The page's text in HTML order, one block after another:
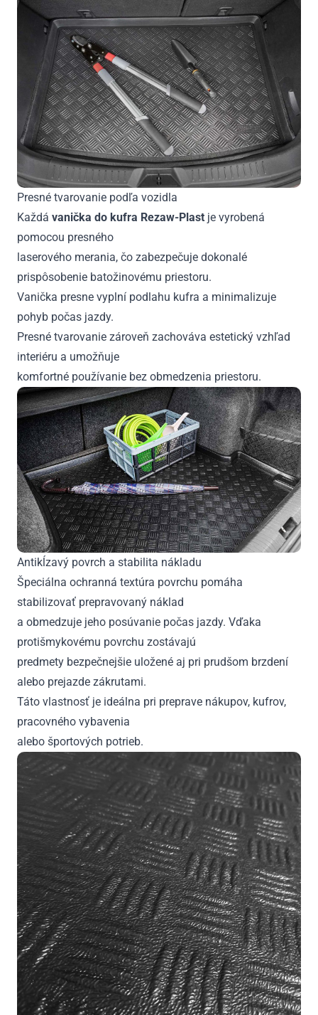
Presné tvarovanie podľa vozidla
Každá vanička do kufra Rezaw-Plast je vyrobená
pomocou presného
laserového merania, čo zabezpečuje dokonalé
prispôsobenie batožinovému priestoru.
Vanička presne vyplní podlahu kufra a minimalizuje
pohyb počas jazdy.
Presné tvarovanie zároveň zachováva estetický vzhľad
interiéru a umožňuje
komfortné používanie bez obmedzenia priestoru.
Antikĺzavý povrch a stabilita nákladu
Špeciálna ochranná textúra povrchu pomáha
stabilizovať prepravovaný náklad
a obmedzuje jeho posúvanie počas jazdy. Vďaka
protišmykovému povrchu zostávajú
predmety bezpečnejšie uložené aj pri prudšom brzdení
alebo prejazde zákrutami.
Táto vlastnosť je ideálna pri preprave nákupov, kufrov,
pracovného vybavenia
alebo športových potrieb.